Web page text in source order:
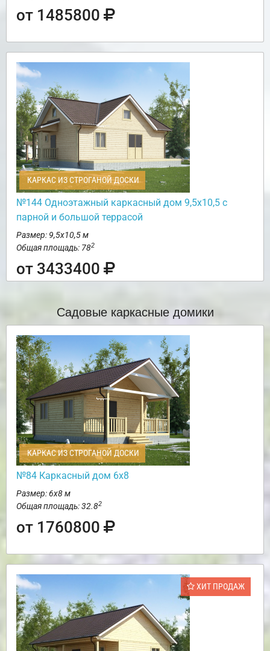
от 1485800
КАРКАС ИЗ СТРОГАНОЙ ДОСКИ
№144 Одноэтажный каркасный дом 9,5х10,5 с
парной и большой террасой
Размер: 9,5х10,5 м
Общая площадь: 782
от 3433400
Садовые каркасные домики
КАРКАС ИЗ СТРОГАНОЙ ДОСКИ
№84 Каркасный дом 6х8
Размер: 6х8 м
Общая площадь: 32.82
от 1760800
ХИТ ПРОДАЖ